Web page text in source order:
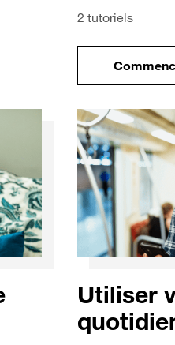
nouveau mobile
2 tutoriels
le
Utiliser